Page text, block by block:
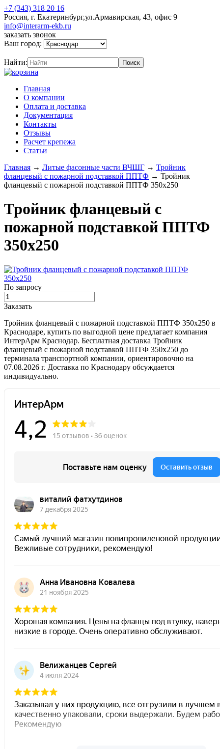
+7 (343) 318 20 16
Россия, г. Екатеринбург,ул.Армавирская, 43, офис 9
info@interarm-ekb.ru
заказать звонок
Ваш город:
Найти:
Главная
О компании
Оплата и доставка
Документация
Контакты
Отзывы
Расчет крепежа
Статьи
Главная → Литые фасонные части ВЧШГ → Тройник
фланцевый с пожарной подставкой ППТФ → Тройник
фланцевый с пожарной подставкой ППТФ 350х250
Тройник фланцевый с
пожарной подставкой ППТФ
350х250
По запросу
Заказать
Тройник фланцевый с пожарной подставкой ППТФ 350х250 в
Краснодаре, купить по выгодной цене предлагает компания
ИнтерАрм Краснодар. Бесплатная доставка Тройник
фланцевый с пожарной подставкой ППТФ 350х250 до
терминала транспортной компании, ориентировочно на
07.08.2026 г. Доставка по Краснодару обсуждается
индивидуально.